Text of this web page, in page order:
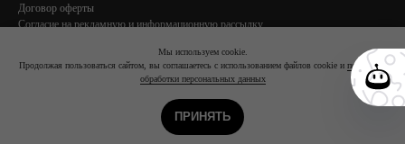
Договор оферты
Согласие на рекламную и информационную рассылку
Мы используем cookie.
Продолжая пользоваться сайтом, вы соглашаетесь с использованием файлов cookie и политикой
обработки персональных данных
ПРИНЯТЬ